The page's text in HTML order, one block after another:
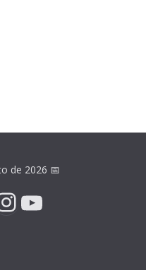
de 2026 📅
YouTube